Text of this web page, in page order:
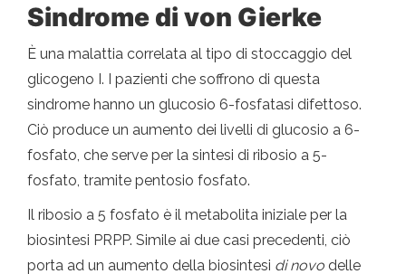
Sindrome di von Gierke
È una malattia correlata al tipo di stoccaggio del
glicogeno I. I pazienti che soffrono di questa
sindrome hanno un glucosio 6-fosfatasi difettoso.
Ciò produce un aumento dei livelli di glucosio a 6-
fosfato, che serve per la sintesi di ribosio a 5-
fosfato, tramite pentosio fosfato.
Il ribosio a 5 fosfato è il metabolita iniziale per la
biosintesi PRPP. Simile ai due casi precedenti, ciò
porta ad un aumento della biosintesi di novo delle